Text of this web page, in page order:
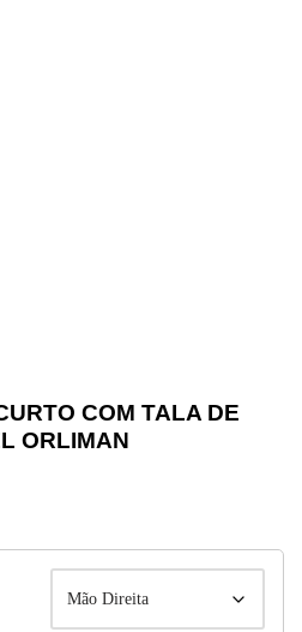
COM TALA DE
ORLIMAN